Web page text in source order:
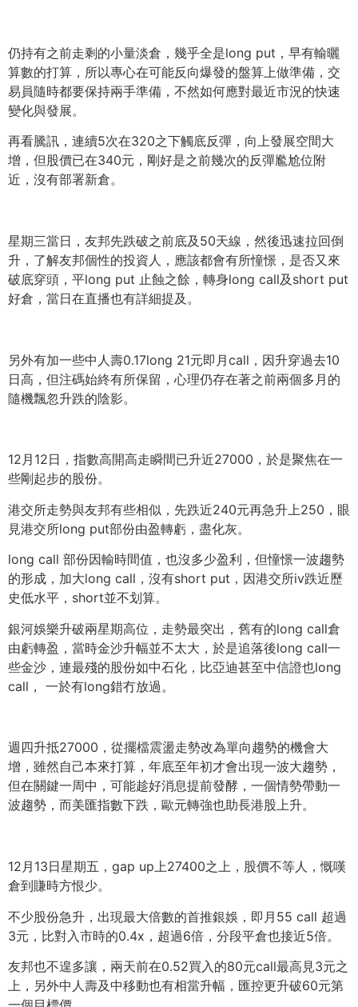
仍持有之前走剩的小量淡倉，幾乎全是long put，早有輸曬
算數的打算， 所以專心在可能反向爆發的盤算上做準備， 交
易員隨時都要保持兩手準備， 不然如何應對最近市況的快速
變化與發展。
再看騰訊，連續5次在320之下觸底反彈，向上發展空間大
增， 但股價已在340元，剛好是之前幾次的反彈尷尬位附
近， 沒有部署新倉。
星期三當日，友邦先跌破之前底及50天線，然後迅速拉回倒
升， 了解友邦個性的投資人，應該都會有所憧憬，是否又來
破底穿頭， 平long put 止蝕之餘，轉身long call及short put
好倉，當日在直播也有詳細提及。
另外有加一些中人壽0.17long 21元即月call，因升穿過去10
日高，但注碼始終有所保留， 心理仍存在著之前兩個多月的
隨機飄忽升跌的陰影。
12月12日，指數高開高走瞬間已升近27000， 於是聚焦在一
些剛起步的股份。
港交所走勢與友邦有些相似，先跌近240元再急升上250， 眼
見港交所long put部份由盈轉虧，盡化灰。
long call 部份因輸時間值，也沒多少盈利，但憧憬一波趨勢
的形成， 加大long call，沒有short put，因港交所iv跌近歷
史低水平，short並不划算。
銀河娛樂升破兩星期高位，走勢最突出，舊有的long call倉
由虧轉盈，當時金沙升幅並不太大，於是追落後long call一
些金沙，連最殘的股份如中石化， 比亞迪甚至中信證也long
call， 一於有long錯冇放過。
週四升抵27000，從擺檔震盪走勢改為單向趨勢的機會大
增， 雖然自己本來打算，年底至年初才會出現一波大趨勢，
但在關鍵一周中，可能趁好消息提前發酵，一個情勢帶動一
波趨勢， 而美匯指數下跌，歐元轉強也助長港股上升。
12月13日星期五，gap up上27400之上，股價不等人，慨嘆
倉到賺時方恨少。
不少股份急升，出現最大倍數的首推銀娛，即月55 call 超過
3元，比對入市時的0.4x，超過6倍， 分段平倉也接近5倍。
友邦也不遑多讓，兩天前在0.52買入的80元call最高見3元之
上， 另外中人壽及中移動也有相當升幅， 匯控更升破60元第